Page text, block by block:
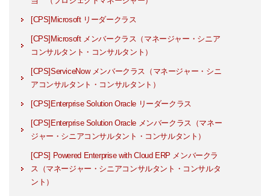
[CPS]Microsoft リーダークラス
[CPS]Microsoft メンバークラス（マネージャー・シニア
コンサルタント・コンサルタント）
[CPS]ServiceNow メンバークラス（マネージャー・シニ
アコンサルタント・コンサルタント）
[CPS]Enterprise Solution Oracle リーダークラス
[CPS]Enterprise Solution Oracle メンバークラス（マネー
ジャー・シニアコンサルタント・コンサルタント）
[CPS] Powered Enterprise with Cloud ERP メンバークラ
ス（マネージャー・シニアコンサルタント・コンサルタ
ント）